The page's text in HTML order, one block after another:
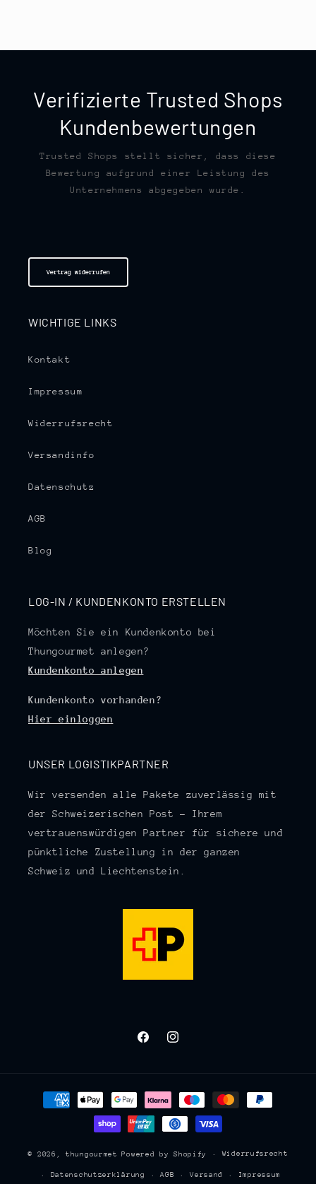
Verifizierte Trusted Shops
Kundenbewertungen
Trusted Shops stellt sicher, dass diese
Bewertung aufgrund einer Leistung des
Unternehmens abgegeben wurde.
Vertrag widerrufen
WICHTIGE LINKS
Kontakt
Impressum
Widerrufsrecht
Versandinfo
Datenschutz
AGB
Blog
LOG-IN / KUNDENKONTO ERSTELLEN
Möchten Sie ein Kundenkonto bei
Thungourmet anlegen?
Kundenkonto anlegen
Kundenkonto vorhanden?
Hier einloggen
UNSER LOGISTIKPARTNER
Wir versenden alle Pakete zuverlässig mit
der Schweizerischen Post – Ihrem
vertrauenswürdigen Partner für sichere und
pünktliche Zustellung in der ganzen
Schweiz und Liechtenstein.
FacebookInstagram
Zahlungsmethoden
© 2026,thungourmet Powered by Shopify Widerrufsrecht
Datenschutzerklärung AGB Versand Impressum